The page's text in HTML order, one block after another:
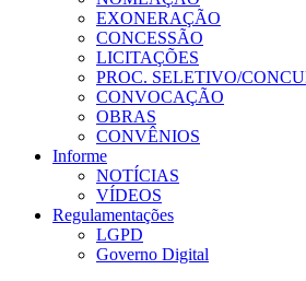
EXONERAÇÃO
CONCESSÃO
LICITAÇÕES
PROC. SELETIVO/
CONVOCAÇÃO
OBRAS
CONVÊNIOS
Informe
NOTÍCIAS
VÍDEOS
Regulamentações
LGPD
Governo Digital